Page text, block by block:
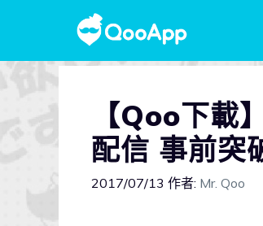
【Qoo下載
配信 事前突
2017/07/13 作者: Mr. Qoo